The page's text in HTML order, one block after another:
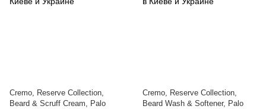
Cremo, Reserve Collection,
Beard & Scruff Cream, Palo
Cremo, Reserve Collection,
Beard Wash & Softener, Palo